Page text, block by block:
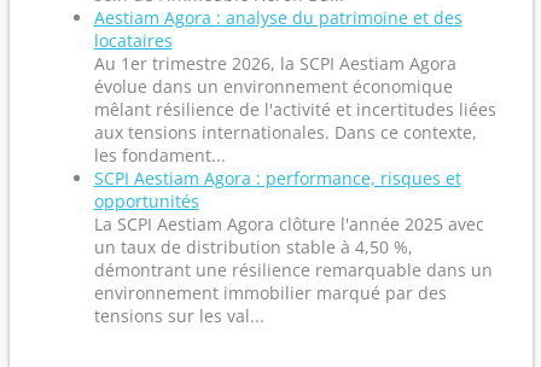
Aestiam Agora : analyse du patrimoine et des
locataires
Au 1er trimestre 2026, la SCPI Aestiam Agora
évolue dans un environnement économique
mêlant résilience de l'activité et incertitudes liées
aux tensions internationales. Dans ce contexte,
les fondament...
SCPI Aestiam Agora : performance, risques et
opportunités
La SCPI Aestiam Agora clôture l'année 2025 avec
un taux de distribution stable à 4,50 %,
démontrant une résilience remarquable dans un
environnement immobilier marqué par des
tensions sur les val...